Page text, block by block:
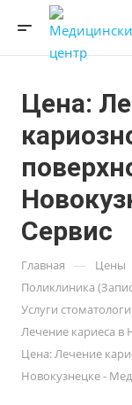
Цена:
Сервис
Главная — Цены
Поликлиника
Услуги
Лечение кариеса в
Цена: Лечение
Новокузнецке -